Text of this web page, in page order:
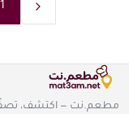
1
مطعم.نت — اكتشف،